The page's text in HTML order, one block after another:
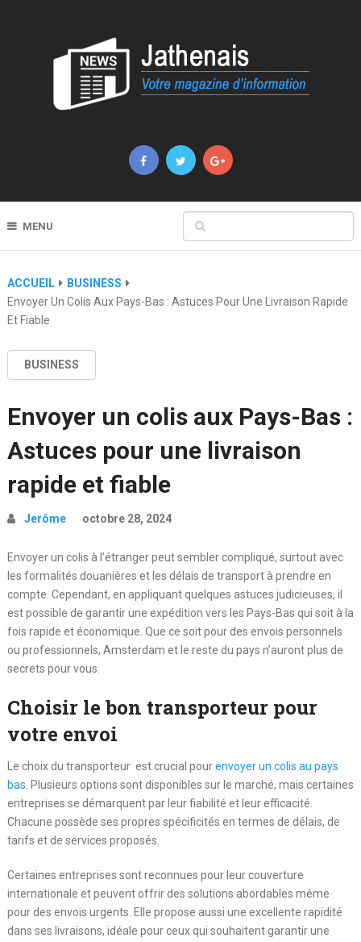
MENU
ACCUEIL
BUSINESS
Envoyer Un Colis Aux Pays-Bas : Astuces Pour Une Livraison Rapide
Et Fiable
BUSINESS
Envoyer un colis aux Pays-Bas :
Astuces pour une livraison
rapide et fiable
Jerôme octobre 28, 2024
Envoyer un colis à l’étranger peut sembler compliqué, surtout avec
les formalités douanières et les délais de transport à prendre en
compte. Cependant, en appliquant quelques astuces judicieuses, il
est possible de garantir une expédition vers les Pays-Bas qui soit à la
fois rapide et économique. Que ce soit pour des envois personnels
ou professionnels, Amsterdam et le reste du pays n’auront plus de
secrets pour vous.
Choisir le bon transporteur pour
votre envoi
Le choix du transporteur est crucial pourenvoyer un colis au pays
bas . Plusieurs options sont disponibles sur le marché, mais certaines
entreprises se démarquent par leur fiabilité et leur efficacité.
Chacune possède ses propres spécificités en termes de délais, de
tarifs et de services proposés.
Certaines entreprises sont reconnues pour leur couverture
internationale et peuvent offrir des solutions abordables même
pour des envois urgents. Elle propose aussi une excellente rapidité
dans ses livraisons, idéale pour ceux qui souhaitent garantir une